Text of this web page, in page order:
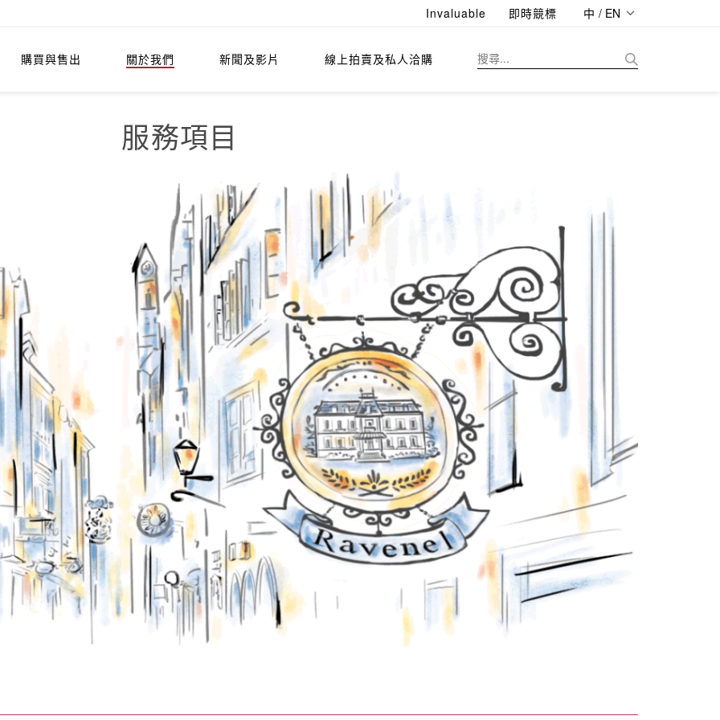
Invaluable 即時競標 中 / EN
購買與售出 關於我們 新聞及影片 線上拍賣及私人洽購
服務項目